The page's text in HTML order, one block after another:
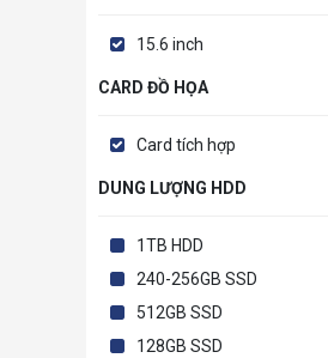
15.6 inch
CARD ĐỒ HỌA
Card tích hợp
DUNG LƯỢNG HDD
1TB HDD
240-256GB SSD
512GB SSD
128GB SSD